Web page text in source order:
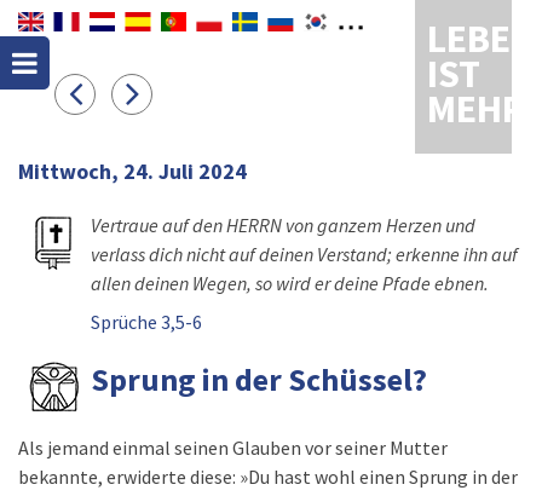
LEBEN
IST
MEHR
Mittwoch, 24. Juli 2024
Vertraue auf den HERRN von ganzem Herzen und
verlass dich nicht auf deinen Verstand; erkenne ihn auf
allen deinen Wegen, so wird er deine Pfade ebnen.
Sprüche 3,5-6
Sprung in der Schüssel?
Als jemand einmal seinen Glauben vor seiner Mutter
bekannte, erwiderte diese: »Du hast wohl einen Sprung in der